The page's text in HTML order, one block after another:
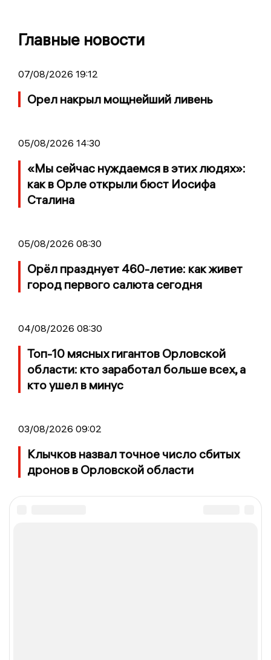
Главные новости
07/08/2026 19:12
Орел накрыл мощнейший ливень
05/08/2026 14:30
«Мы сейчас нуждаемся в этих людях»:
как в Орле открыли бюст Иосифа
Сталина
05/08/2026 08:30
Орёл празднует 460-летие: как живет
город первого салюта сегодня
04/08/2026 08:30
Топ-10 мясных гигантов Орловской
области: кто заработал больше всех, а
кто ушел в минус
03/08/2026 09:02
Клычков назвал точное число сбитых
дронов в Орловской области